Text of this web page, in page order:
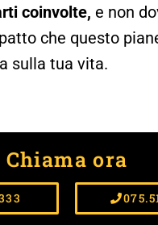
coinvolte, e non
che questo
sulla tua vita.
Chiama ora